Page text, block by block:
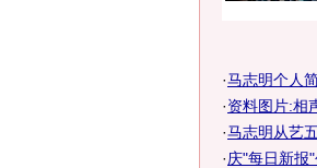
·马志明个人
·资料图片:相
·马志明从艺
·庆"每日新报